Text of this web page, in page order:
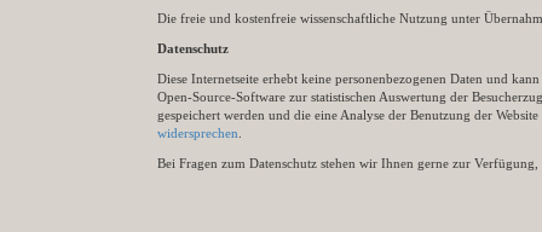
Die freie und kostenfreie wissenschaftliche Nutzung unter
Datenschutz
Diese Internetseite erhebt keine personenbezogenen Daten und
Open-Source-Software zur statistischen Auswertung der
gespeichert werden und die eine Analyse der Benutzung der
widersprechen
Bei Fragen zum Datenschutz stehen wir Ihnen gerne zur